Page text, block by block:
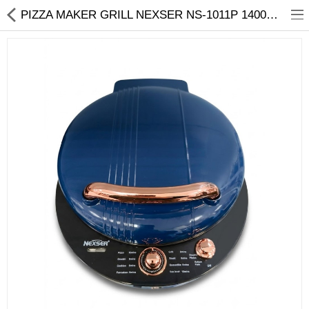
Monobloklar
Kompýuter düzüjiler
Kompýuter aksesuarlary
PIZZA MAKER GRILL NEXSER NS-1011P 1400W 12" | Ýyndam Tehnika Dünýäsi